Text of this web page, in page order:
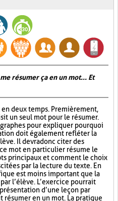
résumer ça en un mot... Et
deux temps. Premièrement,
un seul mot pour le résumer.
pour expliquer pourquoi
doit également refléter la
Il devra donc citer des
mot en particulier résume le
principaux et comment le choix
par la lecture du texte. En
est moins important que la
l’élève. L’exercice pourrait
d’une leçon par
résumer en un mot. La pratique